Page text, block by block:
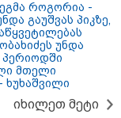
როგორია -
გაუშვას პიკზე,
უნდა
პერიოდში
მთელი
ხუხაშვილი
იხილეთ მეტი